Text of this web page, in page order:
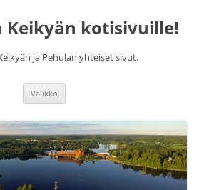
Keikyän kotisivuille!
ja Pehulan yhteiset sivut.
Valikko